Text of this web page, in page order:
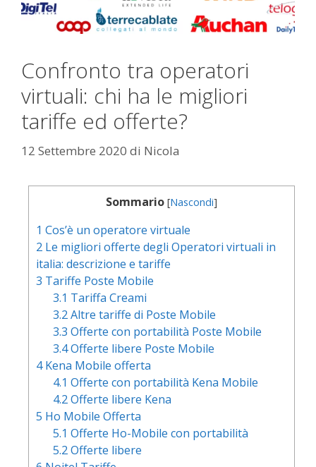
Confronto tra operatori
virtuali: chi ha le migliori
tariffe ed offerte?
12 Settembre 2020 di Nicola
Sommario [Nascondi]
1 Cos’è un operatore virtuale
2 Le migliori offerte degli Operatori virtuali in
italia: descrizione e tariffe
3 Tariffe Poste Mobile
3.1 Tariffa Creami
3.2Altre tariffe di Poste Mobile
3.3 Offerte con portabilità Poste Mobile
3.4Offerte libere Poste Mobile
4Kena Mobile offerta
4.1 Offerte con portabilità Kena Mobile
4.2Offerte libere Kena
5 Ho Mobile Offerta
5.1 Offerte Ho-Mobile con portabilità
5.2Offerte libere